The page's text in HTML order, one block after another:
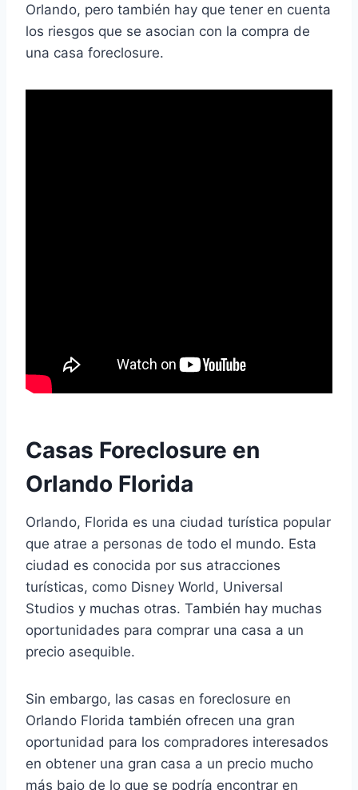
Orlando, pero también hay que tener en cuenta
los riesgos que se asocian con la compra de
una casa foreclosure.
Casas Foreclosure en
Orlando Florida
Orlando, Florida es una ciudad turística popular
que atrae a personas de todo el mundo. Esta
ciudad es conocida por sus atracciones
turísticas, como Disney World, Universal
Studios y muchas otras. También hay muchas
oportunidades para comprar una casa a un
precio asequible.
Sin embargo, las casas en foreclosure en
Orlando Florida también ofrecen una gran
oportunidad para los compradores interesados
en obtener una gran casa a un precio mucho
más bajo de lo que se podría encontrar en